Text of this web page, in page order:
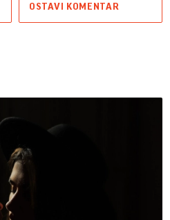
OSTAVI KOMENTAR